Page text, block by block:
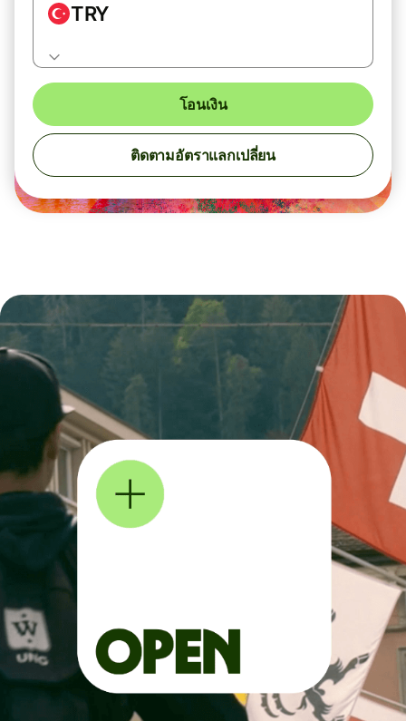
TRY
โอนเงิน
ติดตามอัตราแลกเปลี่ยน